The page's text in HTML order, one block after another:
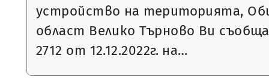
устройство на територията,
област Велико Търново Ви
2712 от 12.12.2022г. на…